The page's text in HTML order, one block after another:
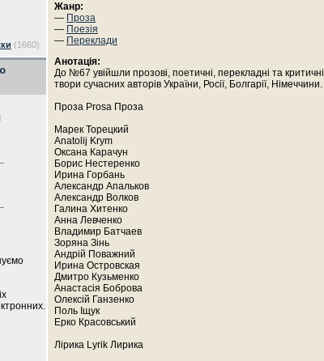
(1660)
Жанр:
— Проза
— Поезія
— Переклади
Анотація:
До №67 увійшли прозові, поетичні, перекладні та критичні
твори сучасних авторів України, Росії, Болгарії, Німеччини.
Проза Prosa Проза
Марек Торецкий
Anatolij Krym
Оксана Карачун
Борис Нестеренко
Ирина Горбань
Александр Апальков
Александр Волков
Галина Хитенко
Анна Левченко
Владимир Батчаев
Зоряна Зінь
Андрій Поважний
Ирина Островская
Дмитро Кузьменко
Анастасія Боброва
Олексій Ганзенко
Поль Іщук
Ерко Красовський
Лірика Lyrik Лирика